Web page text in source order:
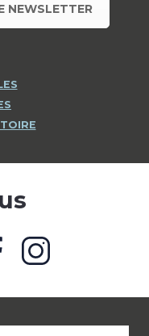
NEWSLETTER